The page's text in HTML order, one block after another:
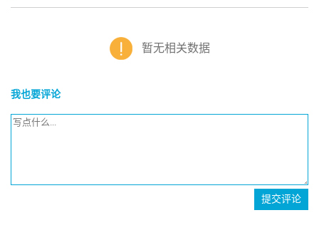
暂无相关数据
我也要评论
提交评论